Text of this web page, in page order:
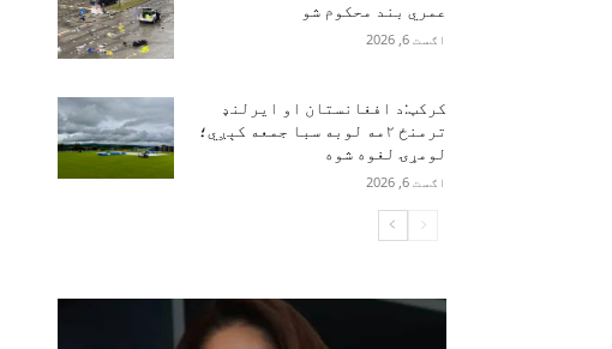
عمري بند محکوم شو
اګست 6, 2026
کرکټ:د افغانستان او ایرلنډ
ترمنځ ۲مه لوبه سبا جمعه کېږي؛
لومړۍ لغوه شوه
اګست 6, 2026